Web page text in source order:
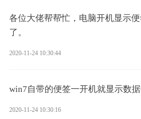
各位大佬帮帮忙，电脑开机显示
了。
2020-11-24 10:30:44
win7自带的便签一开机就显示数
2020-11-24 10:30:16